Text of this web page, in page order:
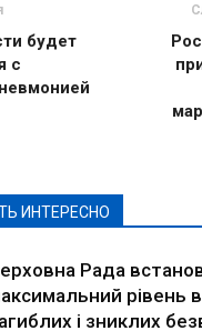
будет
с
ИНТЕРЕСНО
Рада
рівень
і зниклих